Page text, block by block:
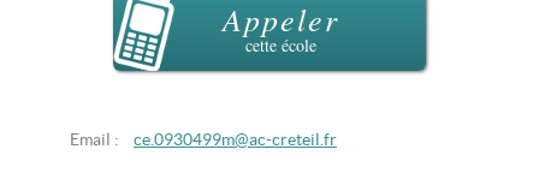
Appeler
cette école
Email : ce.0930499m@ac-creteil.fr